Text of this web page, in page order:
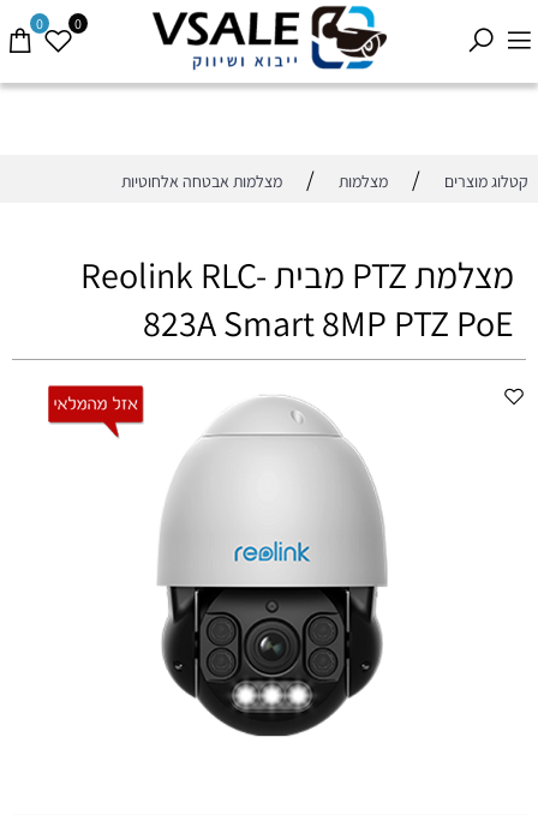
0 0
קטלוג מוצרים / מצלמות / מצלמות אבטחה אלחוטיות
מצלמת PTZ מבית Reolink RLC-
823A Smart 8MP PTZ PoE